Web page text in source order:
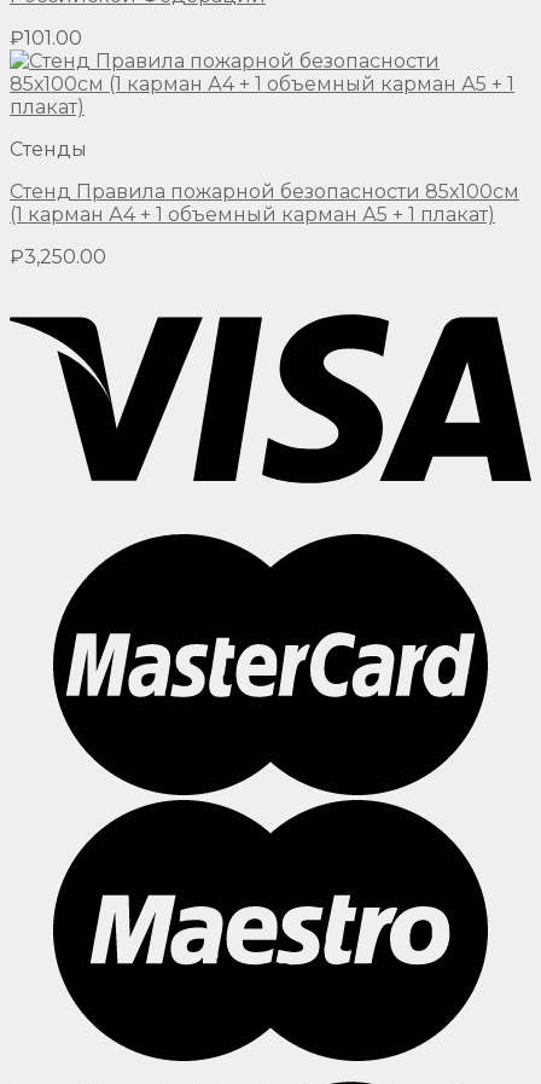
₽101.00
Стенды
Стенд Правила пожарной безопасности 85х100см
(1 карман А4 + 1 объемный карман А5 + 1 плакат)
₽3,250.00